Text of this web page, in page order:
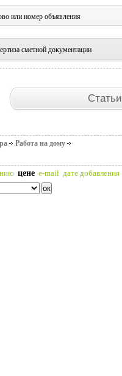
или номер объявления
сметной документации
Статьи
Работа на дому
цене e-mail дате добавления